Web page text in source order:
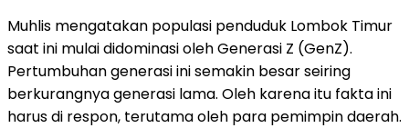
Muhlis mengatakan populasi penduduk Lombok Timur
saat ini mulai didominasi oleh Generasi Z (GenZ).
Pertumbuhan generasi ini semakin besar seiring
berkurangnya generasi lama. Oleh karena itu fakta ini
harus di respon, terutama oleh para pemimpin daerah.